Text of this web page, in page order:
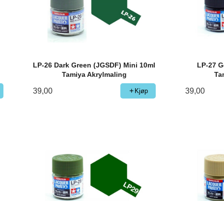
LP-26 Dark Green (JGSDF) Mini 10ml
Tamiya Akrylmaling
39,00 Kjøp
LP-27
39,00